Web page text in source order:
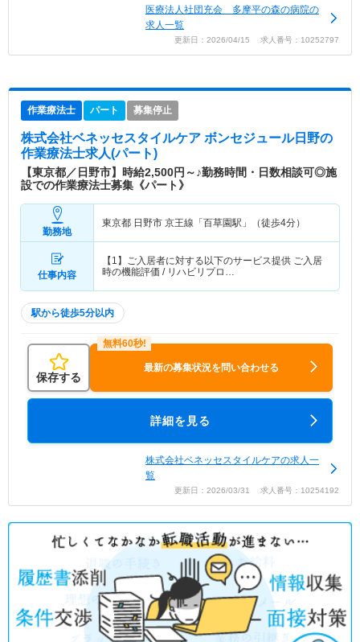
医療法人社団充会 多摩平の森の病院の
求人一覧
更新日：2026/04/15 求人番号：10252797
作業療法士 パート 募集停止
株式会社ベネッセスタイルケア ボンセジュール日野の
作業療法士求人(パート)
【東京都／日野市】時給2,500円～♪勤務時間・日数相談可◎施
設での作業療法士募集《パート》
勤務地
東京都 日野市 京王線「百草園駅」（徒歩4分）
仕事内容
【1】ご入居者に対する以下のサービス提供 ご入居
時の機能評価 / リハビリプロ…
駅から徒歩5分以内
保存する
最新の募集状況を問い合わせる
詳細を見る
株式会社ベネッセスタイルケアの求人一
覧
更新日：2026/03/31 求人番号：10254192